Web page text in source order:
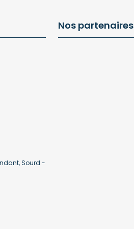
Sourd -
Nos partenaires